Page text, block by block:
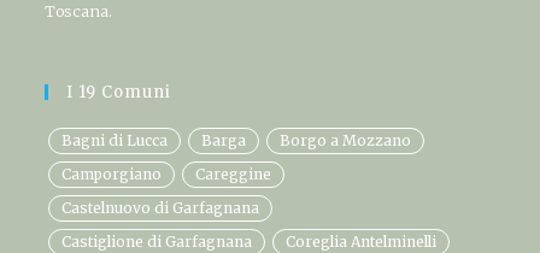
Toscana.
I 19 Comuni
Bagni di Lucca Barga
Borgo a Mozzano
Camporgiano
Careggine
Castelnuovo di Garfagnana
Castiglione di Garfagnana
Coreglia Antelminelli